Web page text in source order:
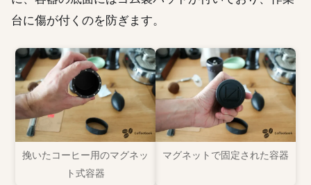
台に傷が付くのを防ぎます。
挽いたコーヒー用のマグネッ
ト式容器
マグネットで固定された容器